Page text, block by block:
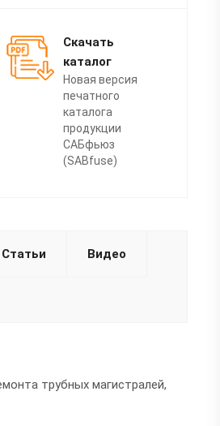
Скачать
каталог
Новая версия
печатного
каталога
продукции
САБфьюз
(SABfuse)
Статьи Видео
трубных магистралей,